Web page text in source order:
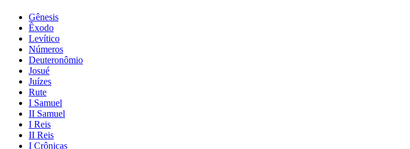
Gênesis
Êxodo
Levítico
Números
Deuteronômio
Josué
Juízes
Rute
I Samuel
II Samuel
I Reis
II Reis
I Crônicas